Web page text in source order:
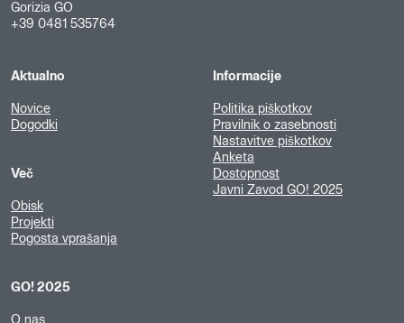
Gorizia GO
+39 0481 535764
Aktualno
Novice
Dogodki
Več
Obisk
Projekti
Pogosta vprašanja
GO! 2025
Informacije
Politika piškotkov
Pravilnik o zasebnosti
Nastavitve piškotkov
Anketa
Dostopnost
Javni Zavod GO! 2025